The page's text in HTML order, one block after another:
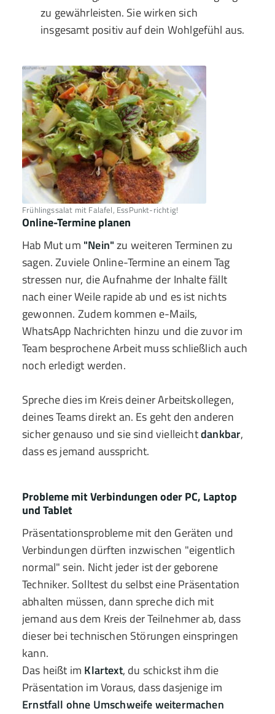
zu gewährleisten. Sie wirken sich
insgesamt positiv auf dein Wohlgefühl aus.
Frühlingssalat mit Falafel, EssPunkt-richtig!
Online-Termine planen
Hab Mut um "Nein"zu weiteren Terminen zu
sagen. Zuviele Online-Termine an einem Tag
stressen nur, die Aufnahme der Inhalte fällt
nach einer Weile rapide ab und es ist nichts
gewonnen. Zudem kommen e-Mails,
WhatsApp Nachrichten hinzu und die zuvor im
Team besprochene Arbeit muss schließlich auch
noch erledigt werden.
Spreche dies im Kreis deiner Arbeitskollegen,
deines Teams direkt an. Es geht den anderen
sicher genauso und sie sind vielleichtdankbar,
dass es jemand ausspricht.
Probleme mit Verbindungen oder PC, Laptop
und Tablet
Präsentationsprobleme mit den Geräten und
Verbindungen dürften inzwischen "eigentlich
normal" sein. Nicht jeder ist der geborene
Techniker. Solltest du selbst eine Präsentation
abhalten müssen, dann spreche dich mit
jemand aus dem Kreis der Teilnehmer ab, dass
dieser bei technischen Störungen einspringen
kann.
Das heißt im Klartext, du schickst ihm die
Präsentation im Voraus, dass dasjenige im
Ernstfall ohne Umschweife weitermachen